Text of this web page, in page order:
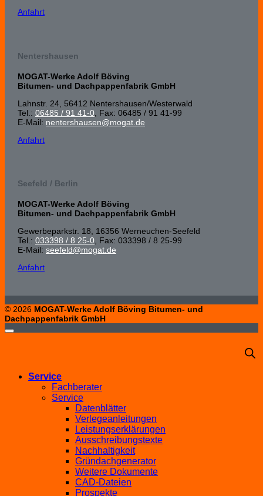
Anfahrt
Nentershausen
MOGAT-Werke Adolf Böving
Bitumen- und Dachpappenfabrik GmbH
Lahnstr. 24, 56412 Nenters­hausen/Wester­wald
Tel.: 06485 / 91 41-0 , Fax: 06485 / 91 41-99
E-Mail: nentershausen@mogat.de
Anfahrt
Seefeld / Berlin
MOGAT-Werke Adolf Böving
Bitumen- und Dachpappenfabrik GmbH
Gewerbeparkstr. 18, 16356 Werneuchen-Seefeld
Tel.: 033398 / 8 25-0 , Fax: 033398 / 8 25-99
E-Mail: seefeld@mogat.de
Anfahrt
© 2026 MOGAT-Werke Adolf Böving Bitumen- und
Dachpappenfabrik GmbH
Service
Fachberater
Service
Datenblätter
Verlegeanleitungen
Leistungserklärungen
Ausschreibungstexte
Nachhaltigkeit
Gründachgenerator
Weitere Dokumente
CAD-Dateien
Prospekte